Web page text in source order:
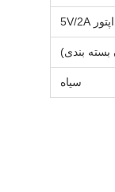
سیاه